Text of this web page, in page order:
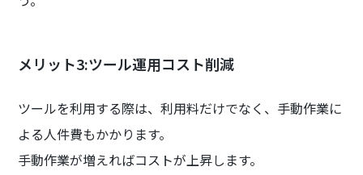
メリット3:ツール運用コスト削減
ツールを利用する際は、利用料だけでなく、手動作業に
よる人件費もかかります。
手動作業が増えればコストが上昇します。